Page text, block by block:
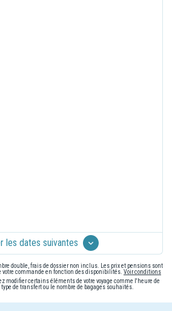
les dates suivantes
double, frais de dossier non inclus. Les prix et pensions sont
votre commande en fonction des disponibilités. Voir conditions
modifier certains éléments de votre voyage comme l'heure de
de transfert ou le nombre de bagages souhaités.